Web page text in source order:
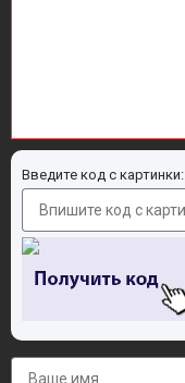
Введите код с картинки: